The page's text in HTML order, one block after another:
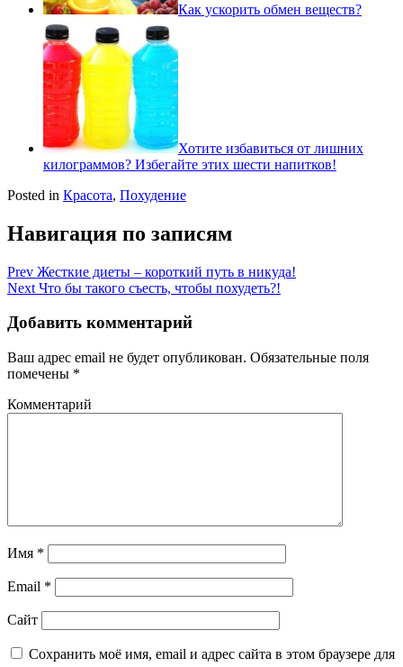
Как ускорить обмен веществ?
Хотите избавиться от лишних
килограммов? Избегайте этих шести напитков!
Posted in Красота, Похудение
Навигация по записям
Prev Жесткие диеты – короткий путь в никуда!
Next Что бы такого съесть, чтобы похудеть?!
Добавить комментарий
Ваш адрес email не будет опубликован. Обязательные поля
помечены *
Комментарий
Имя *
Email *
Сайт
Сохранить моё имя, email и адрес сайта в этом браузере для